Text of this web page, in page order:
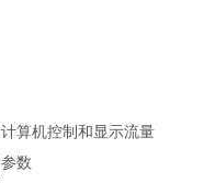
算机控制和显示流量
数